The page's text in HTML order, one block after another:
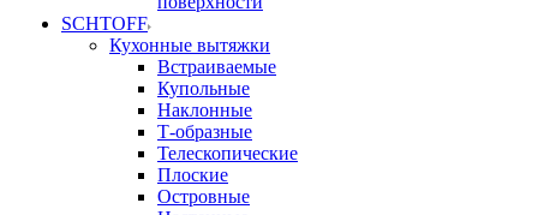
SCHTOFF
Кухонные вытяжки
Встраиваемые
Купольные
Наклонные
Т-образные
Телескопические
Плоские
Островные